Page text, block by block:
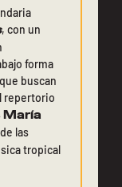
, con un
forma
buscan
repertorio
María
las
tropical